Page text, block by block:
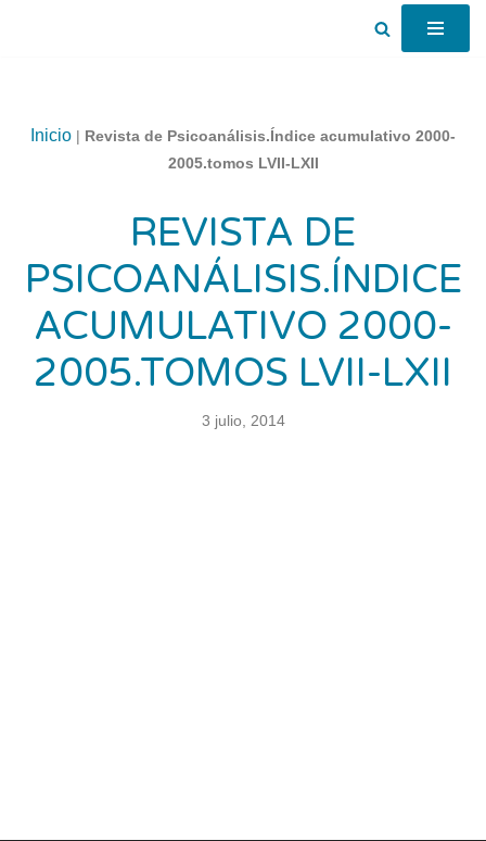
Inicio | Revista de Psicoanálisis.Índice acumulativo 2000-
2005.tomos LVII-LXII
REVISTA DE
PSICOANÁLISIS.ÍNDICE
ACUMULATIVO 2000-
2005.TOMOS LVII-LXII
3 julio, 2014